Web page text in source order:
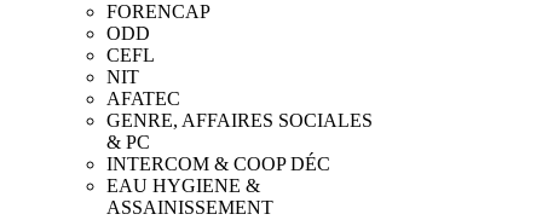
FORENCAP
ODD
CEFL
NIT
AFATEC
GENRE, AFFAIRES SOCIALES
& PC
INTERCOM & COOP DÉC
EAU HYGIENE &
ASSAINISSEMENT